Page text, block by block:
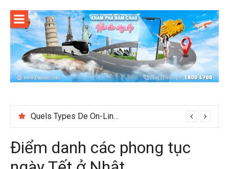
content
Quels Types De On-Line Cosh Plot Sack 1 Swordplay At BetUS jetonrouge-france.fr marché européen Get Started
Điểm danh các phong tục